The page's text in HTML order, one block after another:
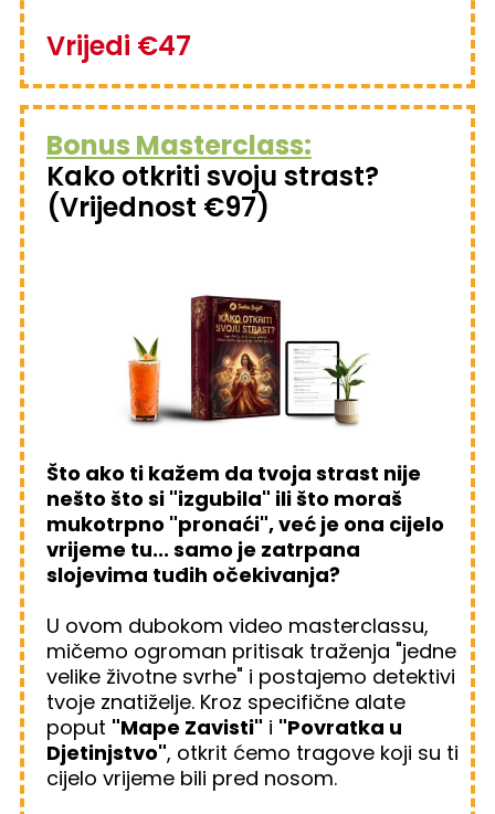
Vrijedi €47
Bonus Masterclass:
Kako otkriti svoju strast?
(Vrijednost €97)
Što ako ti kažem da tvoja strast nije
nešto što si "izgubila" ili što moraš
mukotrpno "pronaći", već je ona cijelo
vrijeme tu... samo je zatrpana
slojevima tuđih očekivanja?
U ovom dubokom video masterclassu,
mičemo ogroman pritisak traženja "jedne
velike životne svrhe" i postajemo detektivi
tvoje znatiželje. Kroz specifične alate
poput "Mape Zavisti" i "Povratka u
Djetinjstvo", otkrit ćemo tragove koji su ti
cijelo vrijeme bili pred nosom.